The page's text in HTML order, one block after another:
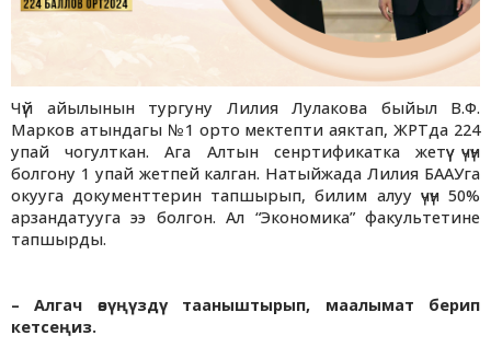
Чүй айылынын тургуну Лилия Лулакова быйыл В.Ф.
Марков атындагы №1 орто мектепти аяктап, ЖРТда 224
упай чогулткан. Ага Алтын сенртификатка жетүү үчүн
болгону 1 упай жетпей калган. Натыйжада Лилия БААУга
окууга документтерин тапшырып, билим алуу үчүн 50%
арзандатууга ээ болгон. Ал “Экономика” факультетине
тапшырды.
– Алгач өзүңүздү тааныштырып, маалымат берип
кетсеңиз.